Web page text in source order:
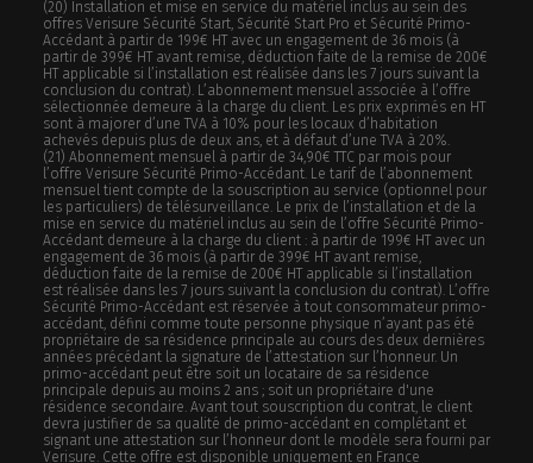
(20) Installation et mise en service du matériel inclus au sein des
offres Verisure Sécurité Start, Sécurité Start Pro et Sécurité Primo-
Accédant à partir de 199€ HT avec un engagement de 36 mois (à
partir de 399€ HT avant remise, déduction faite de la remise de 200€
HT applicable si l’installation est réalisée dans les 7 jours suivant la
conclusion du contrat). L’abonnement mensuel associée à l’offre
sélectionnée demeure à la charge du client. Les prix exprimés en HT
sont à majorer d’une TVA à 10% pour les locaux d’habitation
achevés depuis plus de deux ans, et à défaut d’une TVA à 20%.
(21) Abonnement mensuel à partir de 34,90€ TTC par mois pour
l’offre Verisure Sécurité Primo-Accédant. Le tarif de l’abonnement
mensuel tient compte de la souscription au service (optionnel pour
les particuliers) de télésurveillance. Le prix de l’installation et de la
mise en service du matériel inclus au sein de l’offre Sécurité Primo-
Accédant demeure à la charge du client : à partir de 199€ HT avec un
engagement de 36 mois (à partir de 399€ HT avant remise,
déduction faite de la remise de 200€ HT applicable si l’installation
est réalisée dans les 7 jours suivant la conclusion du contrat). L’offre
Sécurité Primo-Accédant est réservée à tout consommateur primo-
accédant, défini comme toute personne physique n’ayant pas été
propriétaire de sa résidence principale au cours des deux dernières
années précédant la signature de l’attestation sur l’honneur. Un
primo-accédant peut être soit un locataire de sa résidence
principale depuis au moins 2 ans ; soit un propriétaire d'une
résidence secondaire. Avant tout souscription du contrat, le client
devra justifier de sa qualité de primo-accédant en complétant et
signant une attestation sur l’honneur dont le modèle sera fourni par
Verisure. Cette offre est disponible uniquement en France